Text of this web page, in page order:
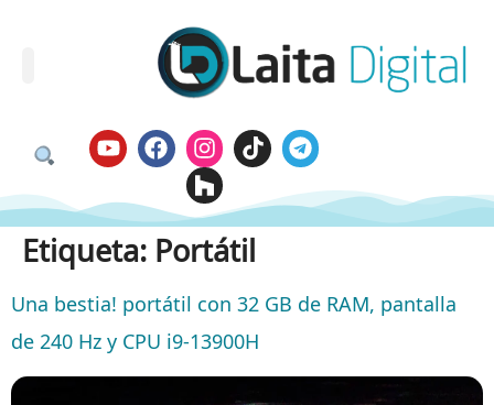
Etiqueta: Portátil
Una bestia! portátil con 32 GB de RAM, pantalla
de 240 Hz y CPU i9-13900H